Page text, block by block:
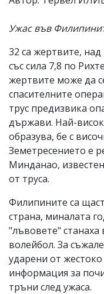
носи
за
тях!
откриете
обиден
за
вас
коментар,
моля
сигнализирайте
Ужас във
32 са жертвите,
със сила 7,8 по
жертвите може да
спасителните
трус предизвика
държави. Най-
образува, бе с
Земетресението е
Минданао,
от труса.
Филипините са
страна, миналата
"лъвовете"
волейбол. За
ударени от
информация за
тръни след ужаса.